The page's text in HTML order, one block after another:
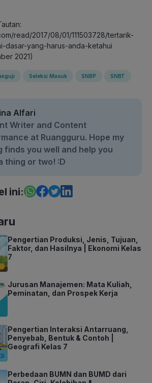
read/2017/08/01/111503728/tertarik-
dasar-yang-harus-anda-ketahui
2021)
Seleksi Masuk SNBP SNBT
Alfari
Writer and Content
at Ruangguru. Hope my
finds you well and help you
thing or two! :D
ini:
Pengertian Produksi, Jenis, Tujuan,
Faktor, dan Hasilnya | Ekonomi Kelas
7
Jurusan Manajemen: Mata Kuliah,
Peminatan, dan Prospek Kerja
Pengertian Interaksi Antarruang,
Penyebab, Bentuk & Contoh |
Geografi Kelas 7
Perbedaan BUMN dan BUMD dari